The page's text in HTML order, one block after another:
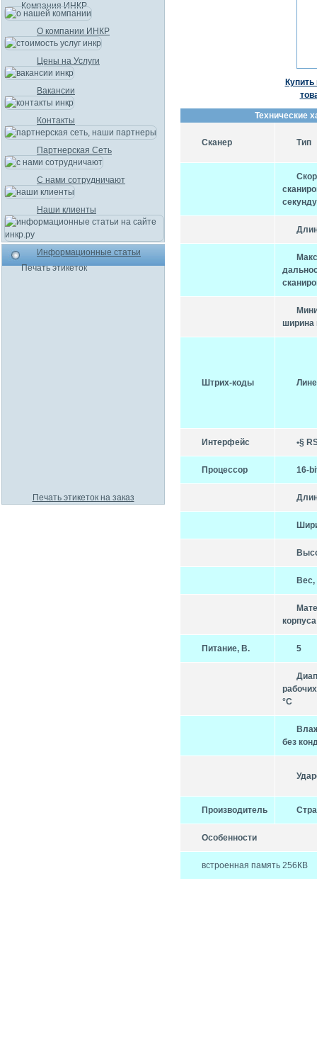
Купить
Технические
Cканер Тип
секунду
ширина
Штрих-коды
Интерфейс •§
Процессор 16-
Вес,
корпуса
Питание, В. 5
°C
без
Производитель
Особенности
встроенная память 256КВ
Компания ИНКР
О компании ИНКР
Цены на Услуги
Вакансии
Контакты
Партнерская Сеть
С нами сотрудничают
Наши клиенты
Информационные статьи
Печать этикеток
Печать этикеток на заказ